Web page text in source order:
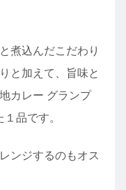
煮込んだこだわり
と加えて、旨味と
カレー グランプ
品です。
ンジするのもオス